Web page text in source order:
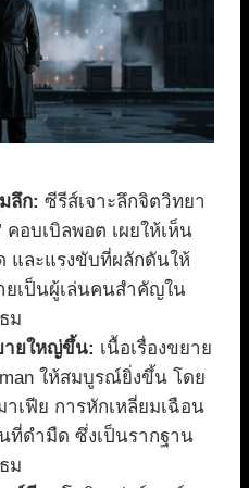
ลึก: ซีรีส์เจาะลึกจิตวิทยา
คอบเบิลพอต เผยให้เห็น
และแรงขับที่ผลักดันให้
ยเป็นผู้เล่นคนสำคัญใน
ม
ายใหญ่ขึ้น: เนื้อเรื่องขยาย
ให้สมบูรณ์ยิ่งขึ้น โดย
เฟีย การหักเหลี่ยมเฉือน
ที่ดำมืด ซึ่งเป็นรากฐาน
ม